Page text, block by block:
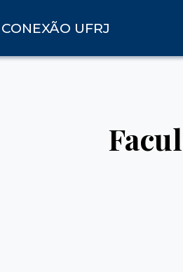
CONEXÃO UFRJ